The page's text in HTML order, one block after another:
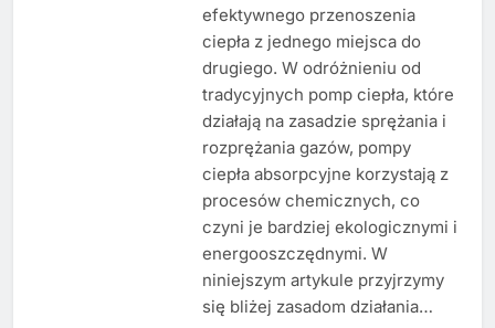
efektywnego przenoszenia
ciepła z jednego miejsca do
drugiego. W odróżnieniu od
tradycyjnych pomp ciepła, które
działają na zasadzie sprężania i
rozprężania gazów, pompy
ciepła absorpcyjne korzystają z
procesów chemicznych, co
czyni je bardziej ekologicznymi i
energooszczędnymi. W
niniejszym artykule przyjrzymy
się bliżej zasadom działania…